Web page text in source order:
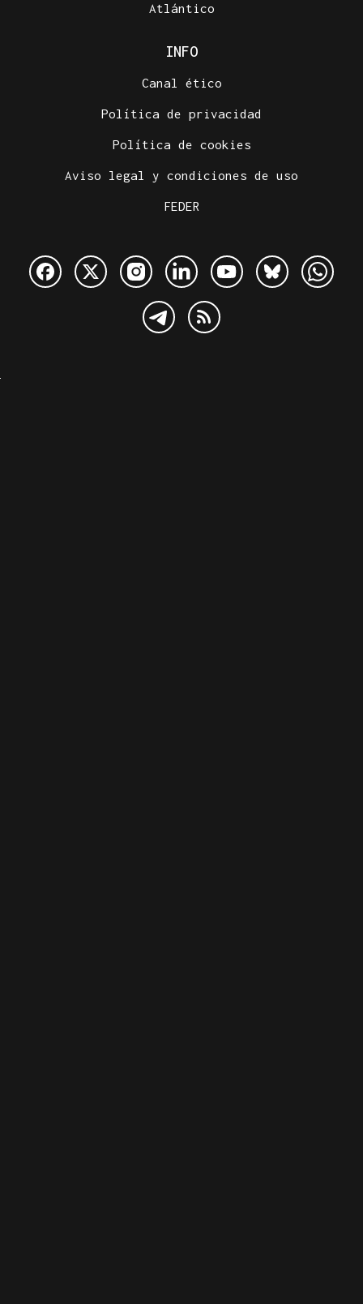
Atlántico
INFO
Canal ético
Política de privacidad
Política de cookies
Aviso legal y condiciones de uso
FEDER